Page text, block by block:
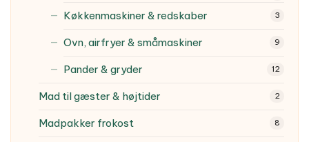
Køkkenmaskiner & redskaber 3
Ovn, airfryer & småmaskiner 9
Pander & gryder 12
Mad til gæster & højtider 2
Madpakker frokost 8